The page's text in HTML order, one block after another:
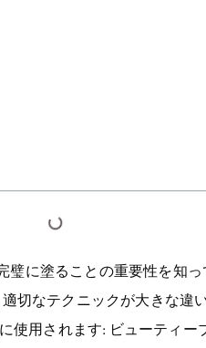
に塗ることの重要性を知
切なテクニックが大きな違
使用されます: ビューティー